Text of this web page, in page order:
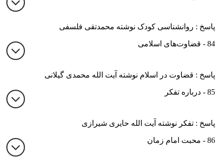
پاسخ : روانشناسی کودک نوشته محمدتقی فلسفی
84 - قضاوت‌های اسلامی
پاسخ : قضاوت در اسلام نوشته آیت الله محمدی گیلانی
85 - درباره تفکر
پاسخ : تفکر نوشته آیت الله حایری شیرازی
86 - محبت امام زمان